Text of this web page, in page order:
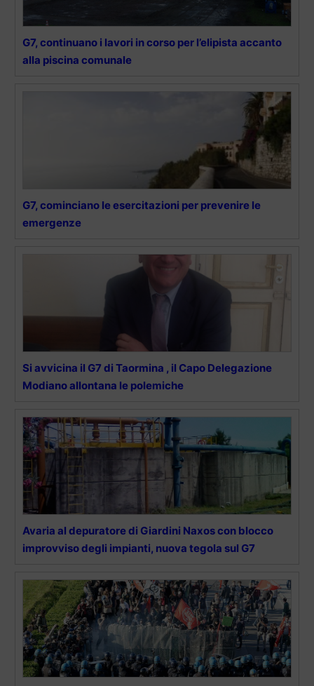
G7, continuano i lavori in corso per l’elipista accanto
alla piscina comunale
G7, cominciano le esercitazioni per prevenire le
emergenze
Si avvicina il G7 di Taormina , il Capo Delegazione
Modiano allontana le polemiche
Avaria al depuratore di Giardini Naxos con blocco
improvviso degli impianti, nuova tegola sul G7